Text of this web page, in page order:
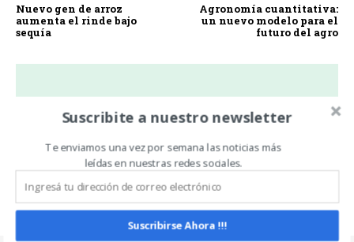
Nuevo gen de arroz
aumenta el rinde bajo
sequía
Agronomía cuantitativa:
un nuevo modelo para el
futuro del agro
Noticias De Campo
Todas las Noticias de Campo en un sólo lugar.
Suscribite a nuestro newsletter
Te enviamos una vez por semana las noticias más
leídas en nuestras redes sociales.
Suscribirse Ahora !!!